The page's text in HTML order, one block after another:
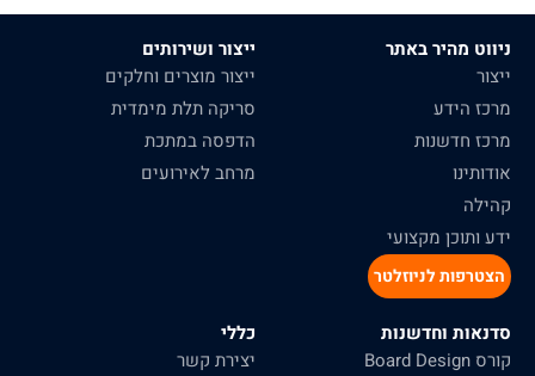
ניווט מהיר באתר
ייצור
מרכז הידע
מרכז חדשנות
אודותינו
קהילה
ידע ותוכן מקצועי
הצטרפות לניוזלטר
ייצור ושירותים
ייצור מוצרים וחלקים
סריקה תלת מימדית
הדפסה במתכת
מרחב לאירועים
סדנאות וחדשנות
קורס Board Design
כללי
יצירת קשר